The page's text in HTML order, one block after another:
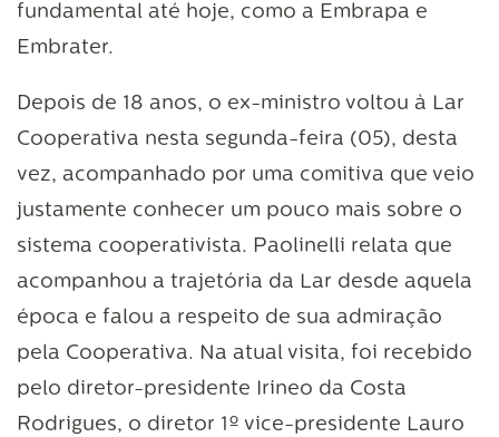
fundamental até hoje, como a Embrapa e
Embrater.
Depois de 18 anos, o ex-ministro voltou à Lar
Cooperativa nesta segunda-feira (05), desta
vez, acompanhado por uma comitiva que veio
justamente conhecer um pouco mais sobre o
sistema cooperativista. Paolinelli relata que
acompanhou a trajetória da Lar desde aquela
época e falou a respeito de sua admiração
pela Cooperativa. Na atual visita, foi recebido
pelo diretor-presidente Irineo da Costa
Rodrigues, o diretor 1º vice-presidente Lauro